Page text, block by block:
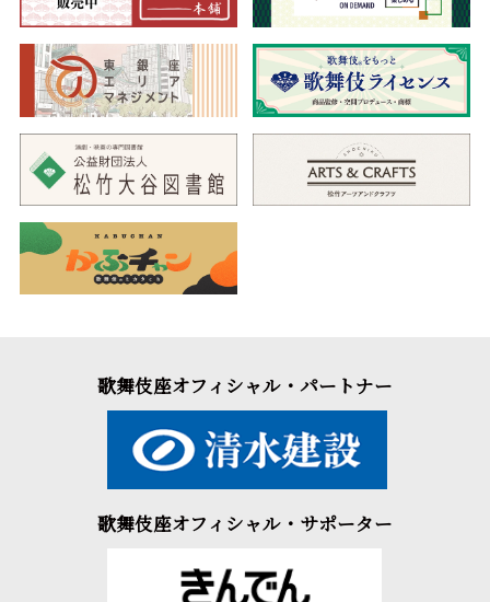
歌舞伎座オフィシャル・パートナー
歌舞伎座オフィシャル・サポーター